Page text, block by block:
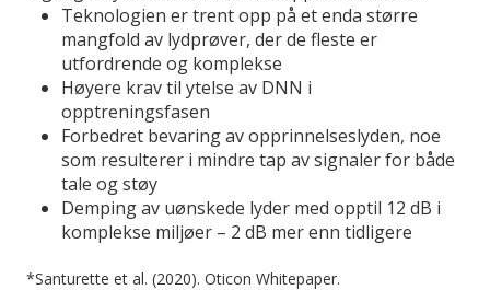
Teknologien er trent opp på et enda større
mangfold av lydprøver, der de fleste er
utfordrende og komplekse
Høyere krav til ytelse av DNN i
opptreningsfasen
Forbedret bevaring av opprinnelseslyden, noe
som resulterer i mindre tap av signaler for både
tale og støy
Demping av uønskede lyder med opptil 12 dB i
komplekse miljøer – 2 dB mer enn tidligere
*Santurette et al. (2020). Oticon Whitepaper.